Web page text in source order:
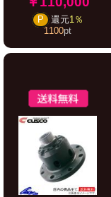
P 還元1％
1100pt